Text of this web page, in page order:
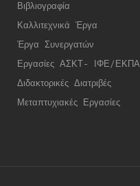
Βιβλιογραφία
Καλλιτεχνικά Έργα
Έργα Συνεργατών
Εργασίες ΑΣΚΤ- ΙΦΕ/ΕΚΠΑ
Διδακτορικές Διατριβές
Μεταπτυχιακές Εργασίες